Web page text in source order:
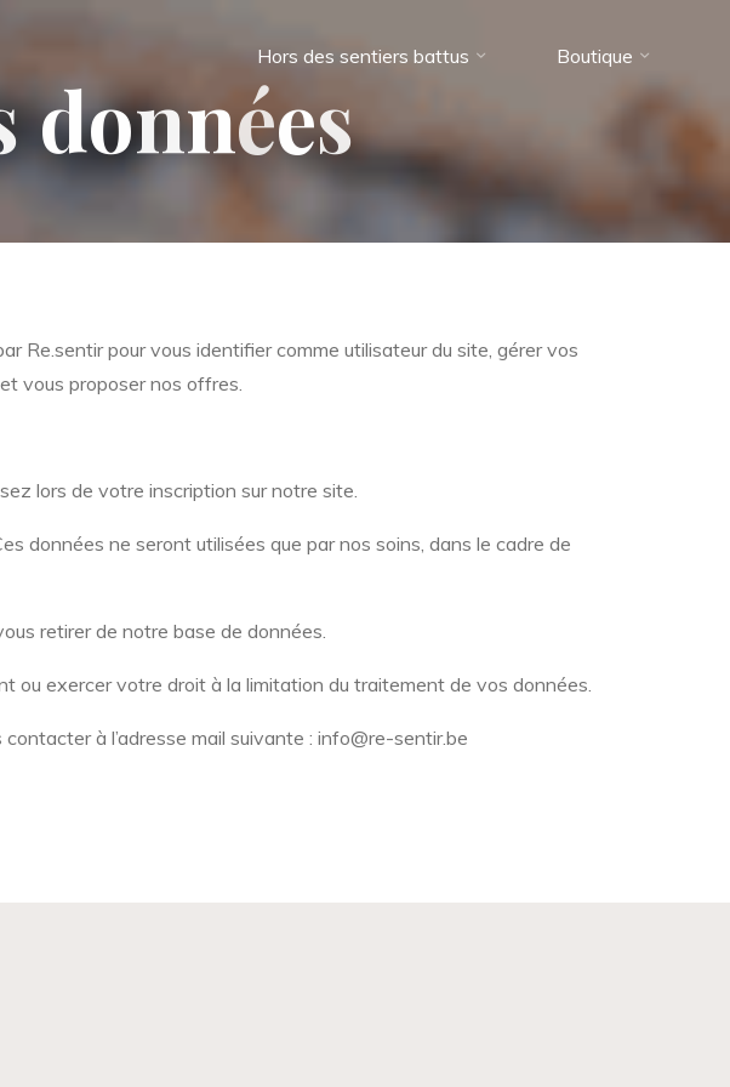
Hors des sentiers battus Boutique
données
Re.sentir pour vous identifier comme utilisateur du site, gérer vos
vous proposer nos offres.
lors de votre inscription sur notre site.
données ne seront utilisées que par nos soins, dans le cadre de
retirer de notre base de données.
ou exercer votre droit à la limitation du traitement de vos données.
à l’adresse mail suivante : info@re-sentir.be